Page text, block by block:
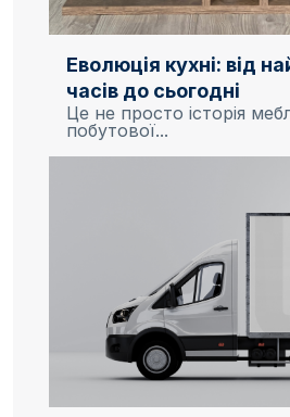
Еволюція кухні: від
часів до сьогодні
Це не просто історія
побутової...